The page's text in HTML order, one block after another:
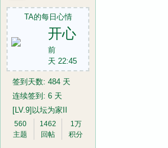
兰
TA的每日心情
开心
前
天 22:45
签到天数: 484 天
连续签到: 6 天
[LV.9]以坛为家II
560
主题
1462
回帖
1万
积分